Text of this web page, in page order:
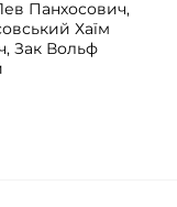
Панхосович,
Хаїм
Зак Вольф